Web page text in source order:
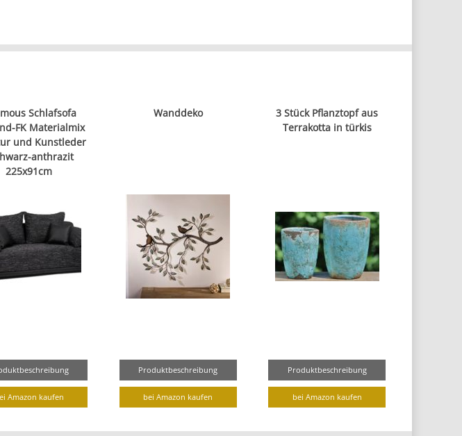
Schlafsofa
FK Materialmix
und Kunstleder
anthrazit
225x91cm
Amazon kaufen
Wanddeko
Produktbeschreibung
bei Amazon kaufen
3 Stück Pflanztopf aus
Terrakotta in türkis
Produktbeschreibung
bei Amazon kaufen